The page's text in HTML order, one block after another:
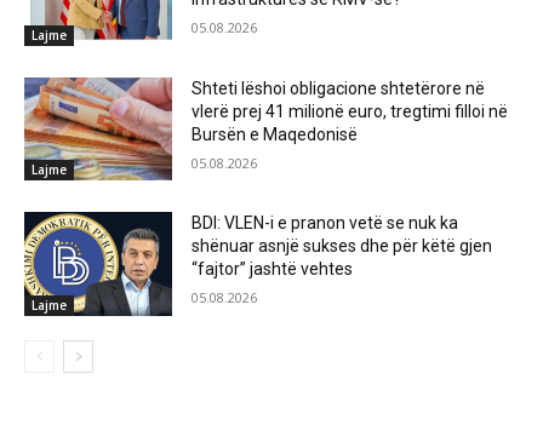
Lajme 05.08.2026
Lajme
Shteti lëshoi obligacione shtetërore në
vlerë prej 41 milionë euro, tregtimi filloi në
Bursën e Maqedonisë
05.08.2026
Lajme
BDI: VLEN-i e pranon vetë se nuk ka
shënuar asnjë sukses dhe për këtë gjen
“fajtor” jashtë vehtes
05.08.2026